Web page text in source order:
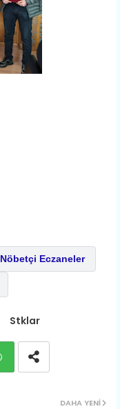
Nöbetçi Eczaneler
Stklar
DAHA YENI